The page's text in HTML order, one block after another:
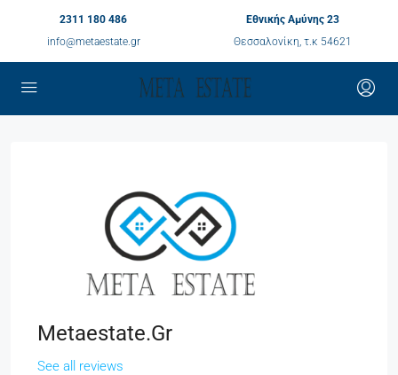
2311 180 486
info@metaestate.gr
Εθνικής Αμύνης 23
Θεσσαλονίκη, τ.κ 54621
Metaestate.gr
See all reviews